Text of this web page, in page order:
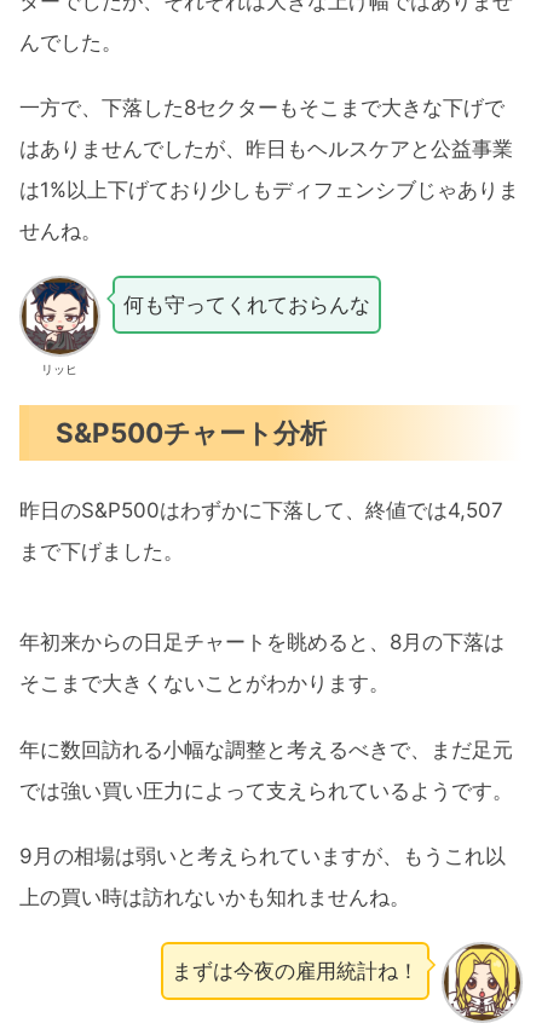
んでした。
一方で、下落した8セクターもそこまで大きな下げで
はありませんでしたが、昨日もヘルスケアと公益事業
は1%以上下げており少しもディフェンシブじゃありま
せんね。
リッヒ
何も守ってくれておらんな
S&P500チャート分析
昨日のS&P500はわずかに下落して、終値では4,507
まで下げました。
年初来からの日足チャートを眺めると、8月の下落は
そこまで大きくないことがわかります。
年に数回訪れる小幅な調整と考えるべきで、まだ足元
では強い買い圧力によって支えられているようです。
9月の相場は弱いと考えられていますが、もうこれ以
上の買い時は訪れないかも知れませんね。
まずは今夜の雇用統計ね！